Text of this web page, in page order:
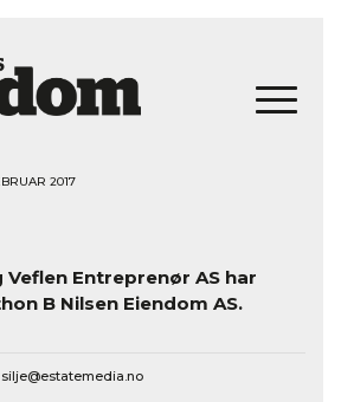
2017
Veflen Entreprenør AS har
B Nilsen Eiendom AS.
silje@estatemedia.no